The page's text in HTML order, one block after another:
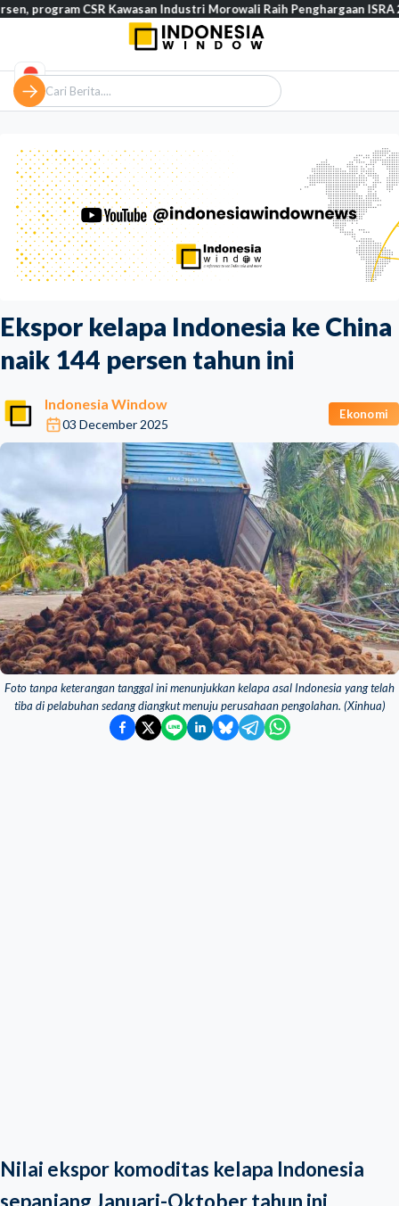
Ekspor kelapa Indonesia ke China
naik 144 persen tahun ini
Indonesia Window
03 December 2025
Ekonomi
Foto tanpa keterangan tanggal ini menunjukkan kelapa asal Indonesia yang telah
tiba di pelabuhan sedang diangkut menuju perusahaan pengolahan. (Xinhua)
Nilai ekspor komoditas kelapa Indonesia
sepanjang Januari-Oktober tahun ini
CSR Kawasan Industri Morowali Raih Penghargaan ISRA 2026